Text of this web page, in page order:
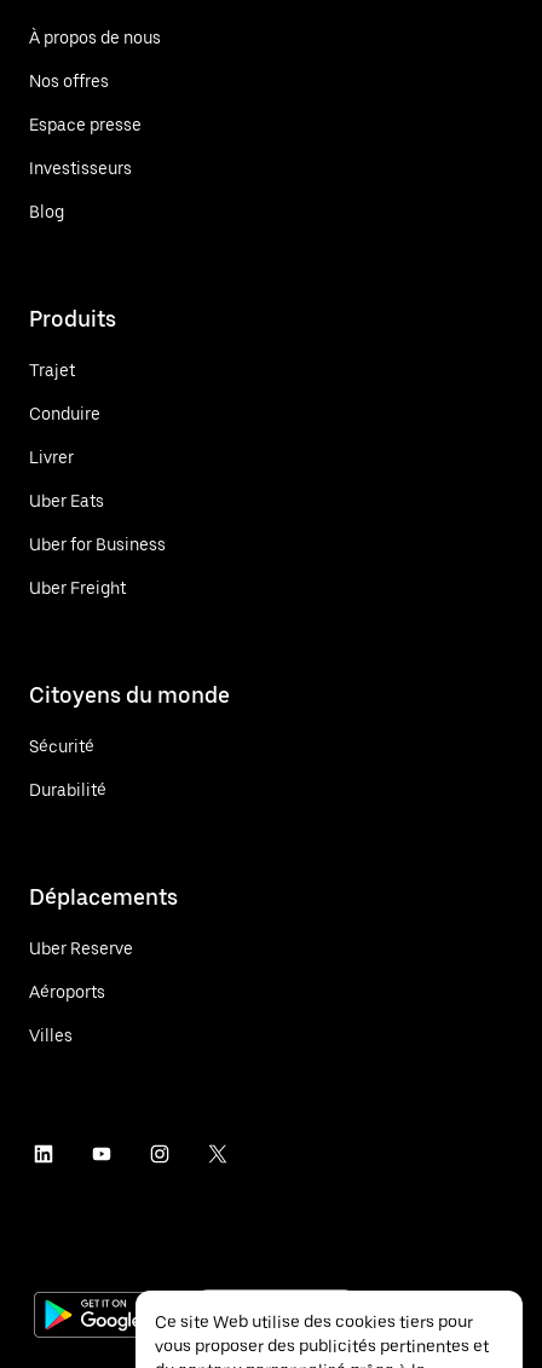
À propos de nous
Nos offres
Espace presse
Investisseurs
Blog
Produits
Trajet
Conduire
Livrer
Uber Eats
Uber for Business
Uber Freight
Citoyens du monde
Sécurité
Durabilité
Déplacements
Uber Reserve
Aéroports
Villes
Ce site Web utilise des cookies tiers pour
vous proposer des publicités pertinentes et